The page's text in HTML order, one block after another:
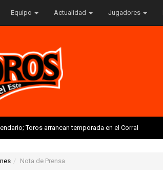
Equipo Actualidad Jugadores
Toros arrancan temporada en el Corral
Nota de Prensa